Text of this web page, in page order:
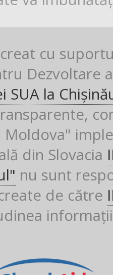
cu
Dezvoltare
SUA la
Moldova"
din Slovacia
nu sunt
de către